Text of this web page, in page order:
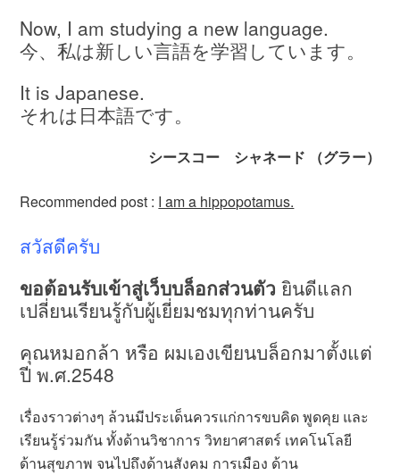
Now, I am studying a new language.
今、私は新しい言語を学習しています。
It is Japanese.
それは日本語です。
シースコー シャネード （グラー）
Recommended post : I am a hippopotamus.
สวัสดีครับ
ขอต้อนรับเข้าสู่เว็บบล็อกส่วนตัวยินดีแลก
เปลี่ยนเรียนรู้กับผู้เยี่ยมชมทุกท่านครับ
คุณหมอกล้า หรือ ผมเองเขียนบล็อกมาตั้งแต่
ปี พ.ศ.2548
เรื่องราวต่างๆ ล้วนมีประเด็นควรแก่การขบคิด พูดคุย และ
เรียนรู้ร่วมกัน ทั้งด้านวิชาการ วิทยาศาสตร์ เทคโนโลยี
ด้านสุขภาพ จนไปถึงด้านสังคม การเมือง ด้าน